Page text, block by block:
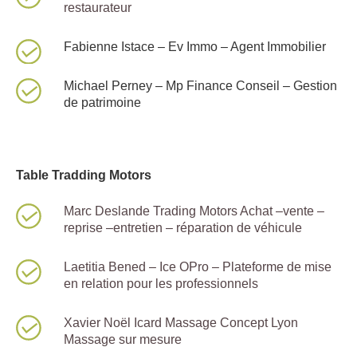
restaurateur
Fabienne Istace – Ev Immo – Agent Immobilier
Michael Perney – Mp Finance Conseil – Gestion
de patrimoine
Table Tradding Motors
Marc Deslande Trading Motors Achat –vente –
reprise –entretien – réparation de véhicule
Laetitia Bened – Ice OPro – Plateforme de mise
en relation pour les professionnels
Xavier Noël Icard Massage Concept Lyon
Massage sur mesure